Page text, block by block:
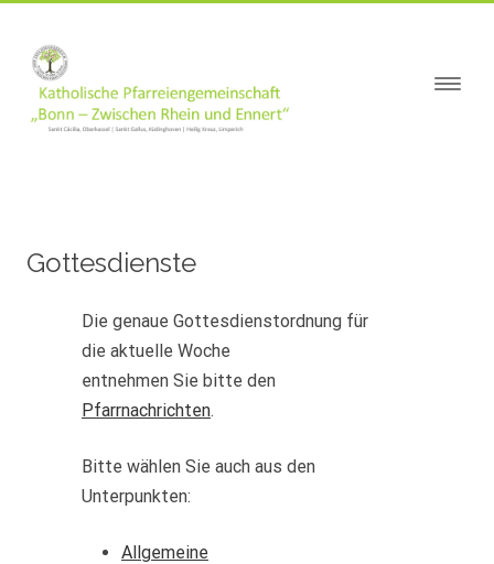
Gottesdienste
Die genaue Gottesdienstordnung für
die aktuelle Woche
entnehmen Sie bitte den
Pfarrnachrichten.
Bitte wählen Sie auch aus den
Unterpunkten:
Allgemeine